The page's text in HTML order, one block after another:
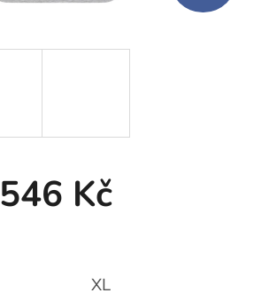
546 Kč
XL